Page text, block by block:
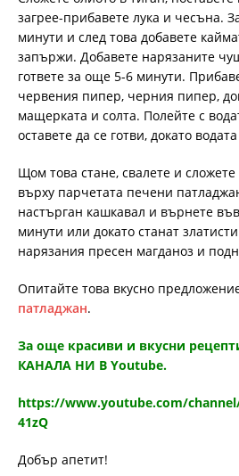
загрее-прибавете лука и чесъна.
минути и след това добавете
запържи. Добавете нарязаните
гответе за още 5-6 минути.
червения пипер, черния пипер,
мащерката и солта. Полейте с
оставете да се готви, докато
Щом това стане, свалете и
върху парчетата печени
настърган кашкавал и върнете
минути или докато станат
нарязания пресен магданоз и
Опитайте това вкусно
патладжан.
За още красиви и вкусни
КАНАЛА НИ В Youtube.
https://www.youtube.com/
41zQ
Добър апетит!